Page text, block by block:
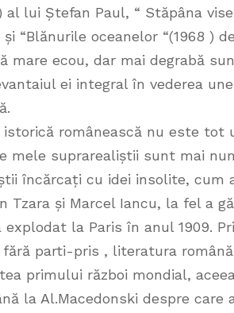
al lui Ștefan Paul, “ Stăpâna
și “Blănurile oceanelor “(1968
mare ecou, dar mai degrabă
ei integral în vederea
istorică românească nu este
mele suprarealiștii sunt mai
încărcați cu idei insolite,
Tzara și Marcel Iancu, la fel a
explodat la Paris în anul 1909.
fără parti-pris , literatura
primului război mondial,
la Al.Macedonski despre